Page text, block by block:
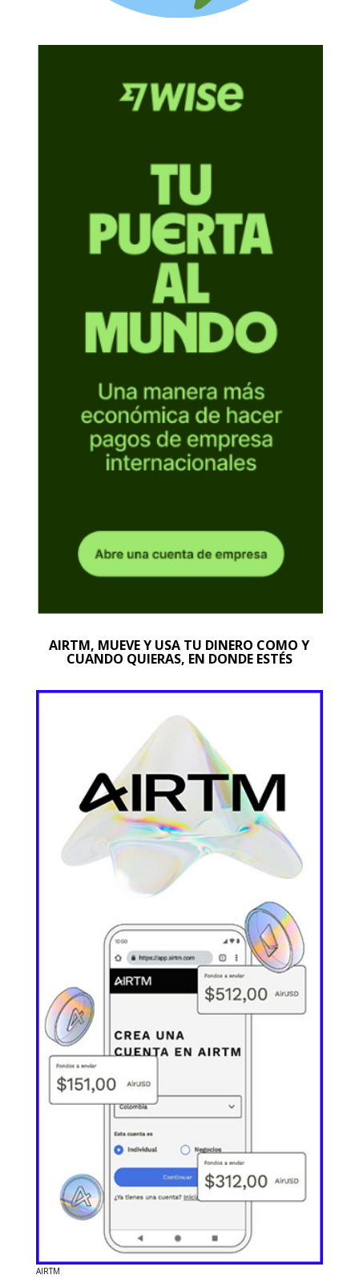
AIRTM, MUEVE Y USA TU DINERO COMO Y
CUANDO QUIERAS, EN DONDE ESTÉS
AIRTM